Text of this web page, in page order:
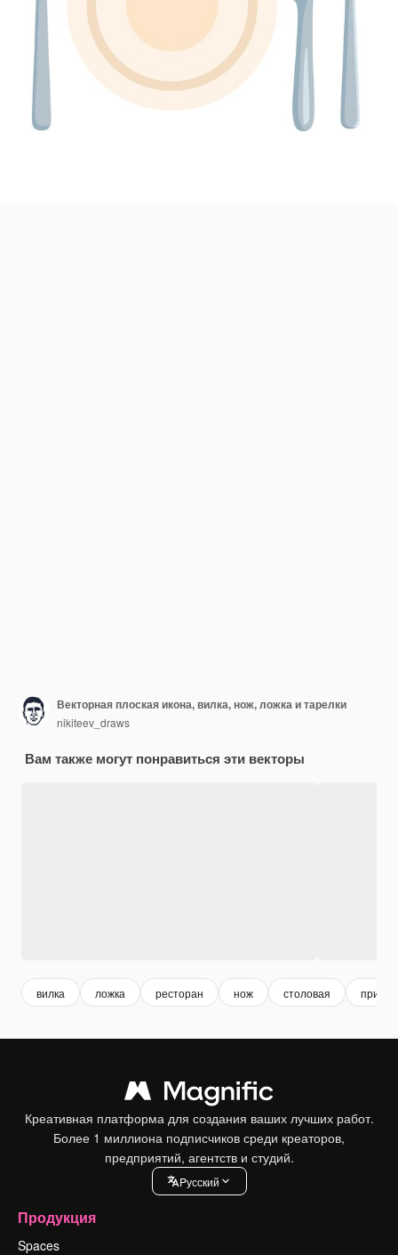
Векторная плоская икона, вилка, нож, ложка и тарелки
nikiteev_draws
Вам также могут понравиться эти векторы
вилка ложка ресторан нож столовая
Креативная платформа для создания ваших лучших работ.
Более 1 миллиона подписчиков среди креаторов,
предприятий, агентств и студий.
Pусский
Продукция
Spaces